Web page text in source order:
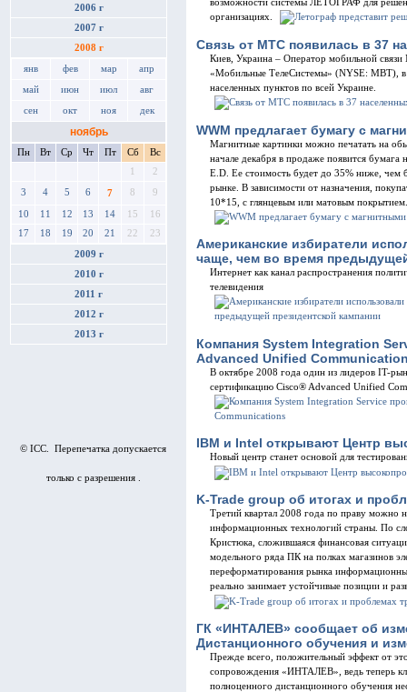
2006 г
2007 г
2008 г
янв фев мар апр
май июн июл авг
сен окт ноя дек
ноябрь
Пн Вт Ср Чт Пт Сб
Вс
1
2
3 4 5 6 7 8 9
10 11 12 13 14 15
16
17
18 19 20 21 22 23
2009 г
2010 г
2011 г
2012 г
2013 г
© ICC. Перепечатка допускается
только с разрешения .
возможности системы ЛЕТОГРАФ для
организациях.
Связь от МТС появилась в 37
Киев, Украина – Оператор мобильной
«Мобильные ТелеСистемы» (NYSE: MBT), в
населенных пунктов по всей Украине.
WWM предлагает бумагу с
Магнитные картинки можно печатать на
начале декабря в продаже появится
E.D. Ее стоимость будет до 35% ниже, чем
рынке. В зависимости от назначения,
10*15, с глянцевым или матовым покрытием.
Американские избиратели
чаще, чем во время
Интернет как канал распространения
телевидения
Компания System Integration
Advanced Unified
В октябре 2008 года один из лидеров IT-
сертификацию Cisco® Advanced Unified
IBM и Intel открывают Центр
Новый центр станет основой для
K-Trade group об итогах и
Третий квартал 2008 года по праву можно
информационных технологий страны. По
Кристюка, сложившаяся финансовая
модельного ряда ПК на полках магазинов
переформатирования рынка
реально занимает устойчивые позиции и
ГК «ИНТАЛЕВ» сообщает об
Дистанционного обучения и
Прежде всего, положительный эффект от
сопровождения «ИНТАЛЕВ», ведь теперь
полноценного дистанционного обучения